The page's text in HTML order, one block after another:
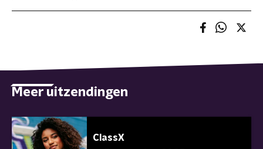
Meer uitzendingen
ClassX